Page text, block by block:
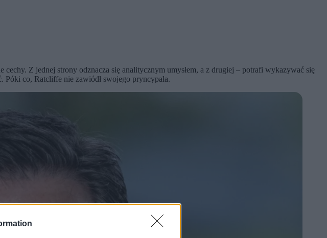
Z jednej strony odznacza się analitycznym umysłem, a z drugiej – potrafi wykazywać się
co, Ratcliffe nie zawiódł swojego pryncypała.